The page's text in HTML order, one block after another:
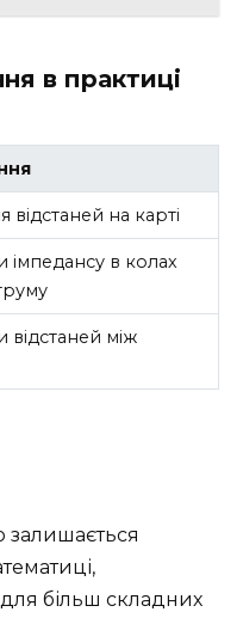
в практиці
на карті
імпедансу в колах
відстаней між
залишається
більш складних